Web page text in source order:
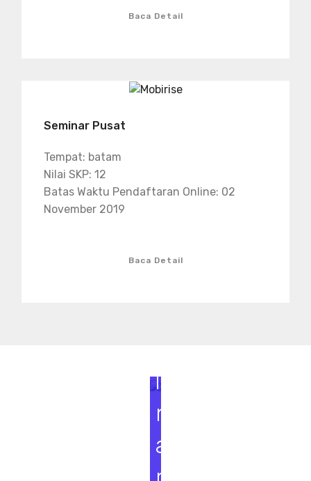
Baca Detail
Seminar Pusat
Tempat: batam
Nilai SKP: 12
Batas Waktu Pendaftaran Online: 02
November 2019
Baca Detail
i
n
a